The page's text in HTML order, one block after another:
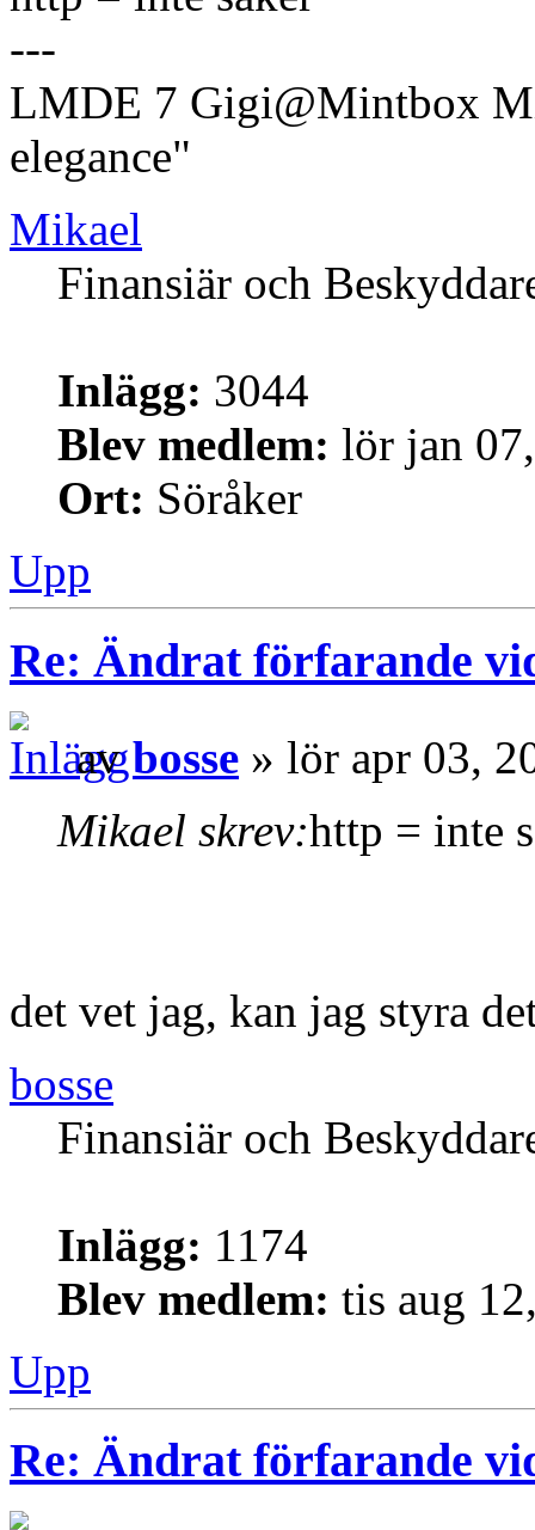
---
LMDE 7 Gigi@Mintbox
elegance"
Mikael
Finansiär och
Inlägg: 3044
Blev medlem: lör jan
Ort: Söråker
Upp
Re: Ändrat förfarande
avbosse » lör apr 03,
Mikael skrev:http = inte
det vet jag, kan jag styra
bosse
Finansiär och
Inlägg: 1174
Blev medlem: tis aug
Upp
Re: Ändrat förfarande